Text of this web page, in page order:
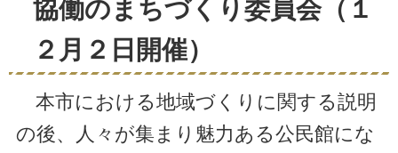
協働のまちづくり委員会（１
２月２日開催）
本市における地域づくりに関する説明
の後、人々が集まり魅力ある公民館にな